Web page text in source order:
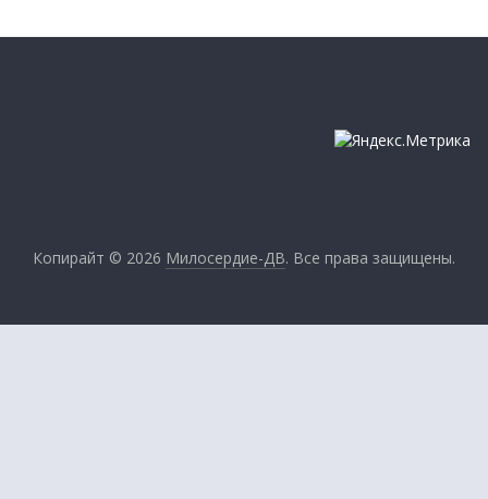
Копирайт © 2026 Милосердие-ДВ. Все права защищены.